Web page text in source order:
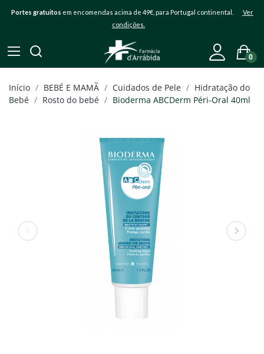
Portes gratuitos em encomendas acima de 49€, para Portugal continental. Ver
condições.
0
Início BEBÉ E MAMÃ Cuidados de Pele
Hidratação do
Bebé
Rosto do bebé Bioderma ABCDerm Péri-Oral 40ml